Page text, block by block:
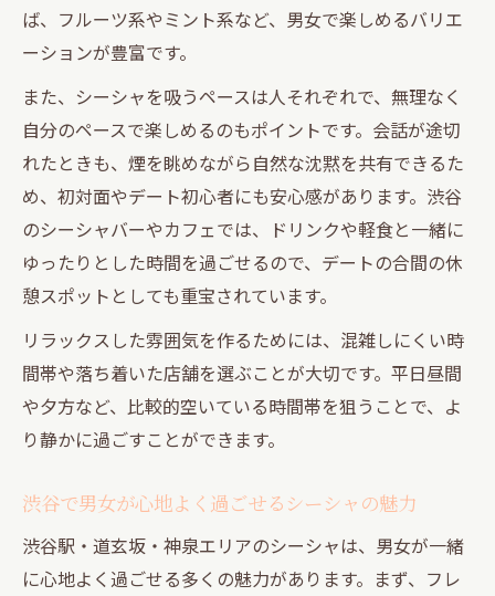
ば、フルーツ系やミント系など、男女で楽しめるバリエ
ーションが豊富です。
また、シーシャを吸うペースは人それぞれで、無理なく
自分のペースで楽しめるのもポイントです。会話が途切
れたときも、煙を眺めながら自然な沈黙を共有できるた
め、初対面やデート初心者にも安心感があります。渋谷
のシーシャバーやカフェでは、ドリンクや軽食と一緒に
ゆったりとした時間を過ごせるので、デートの合間の休
憩スポットとしても重宝されています。
リラックスした雰囲気を作るためには、混雑しにくい時
間帯や落ち着いた店舗を選ぶことが大切です。平日昼間
や夕方など、比較的空いている時間帯を狙うことで、よ
り静かに過ごすことができます。
渋谷で男女が心地よく過ごせるシーシャの魅力
渋谷駅・道玄坂・神泉エリアのシーシャは、男女が一緒
に心地よく過ごせる多くの魅力があります。まず、フレ